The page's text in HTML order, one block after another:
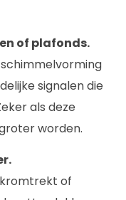
of plafonds.
signalen die
als deze
worden.
of